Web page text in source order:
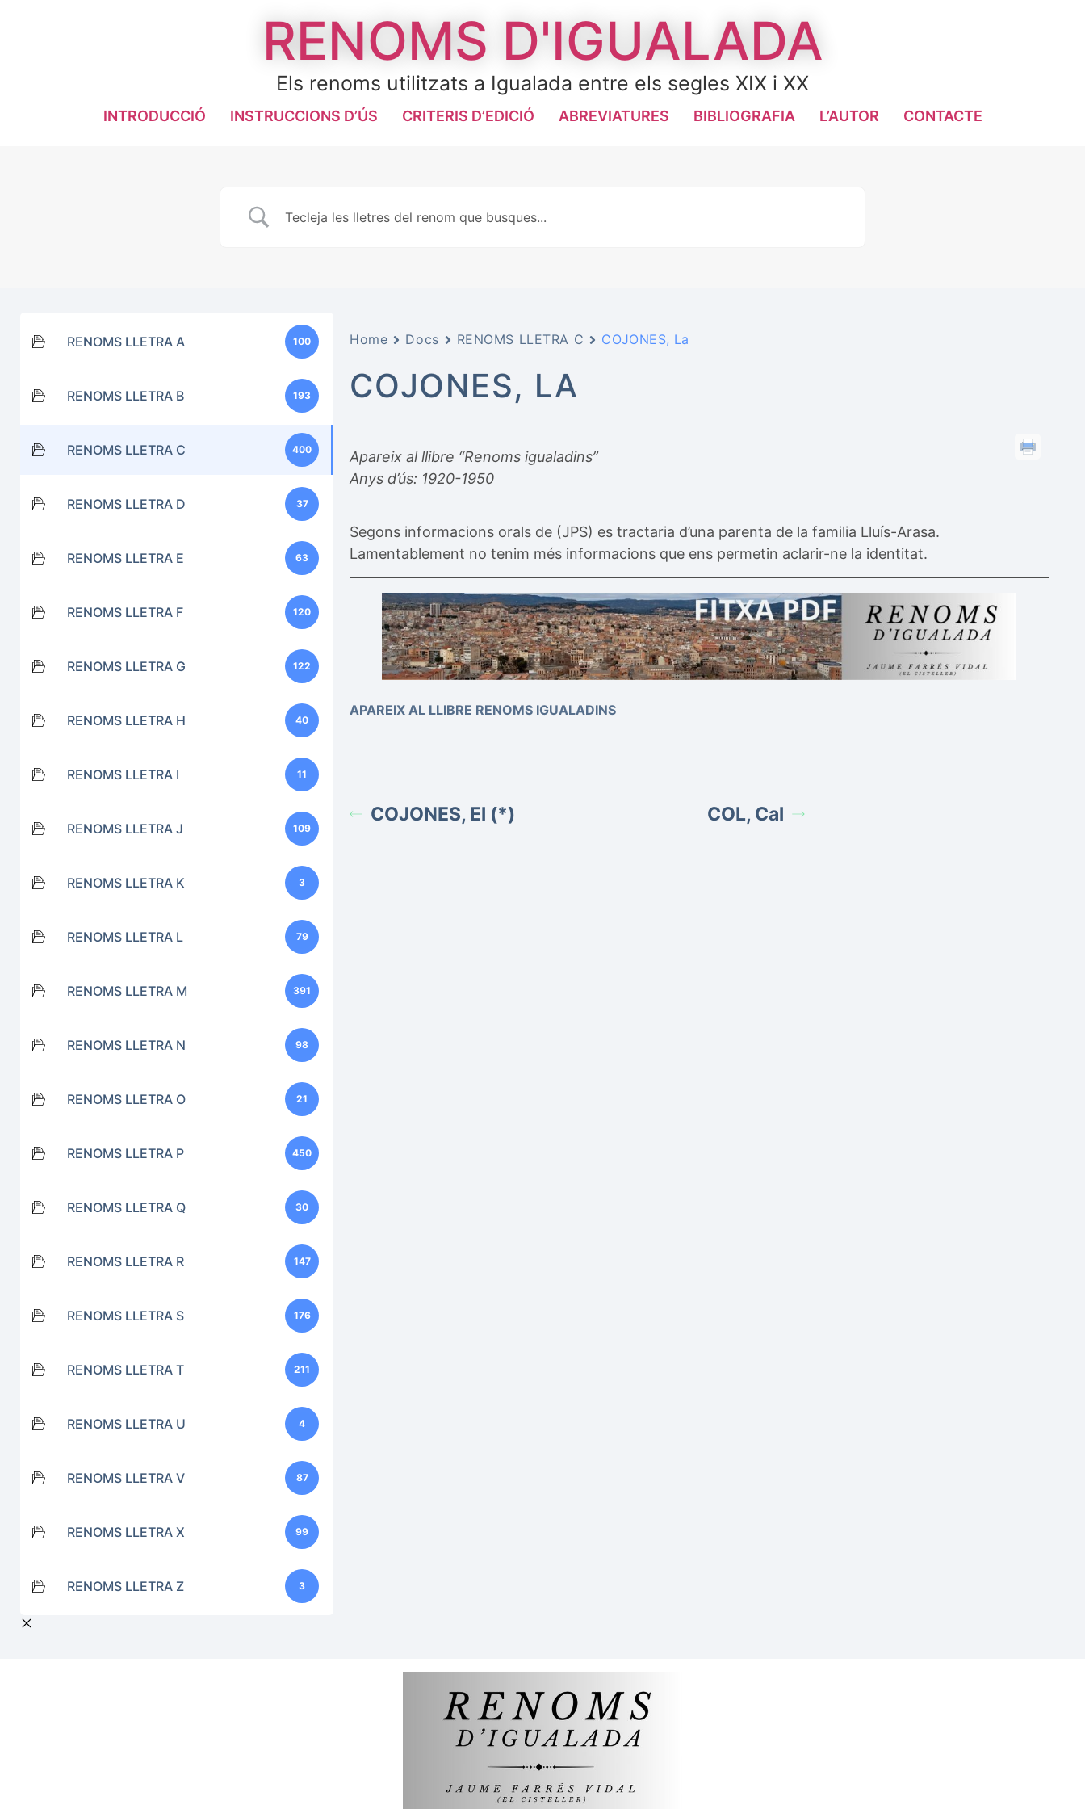
RENOMS D'IGUALADA
Els renoms utilitzats a Igualada entre els segles XIX i XX
INTRODUCCIÓ INSTRUCCIONS D’ÚS CRITERIS D’EDICIÓ ABREVIATURES BIBLIOGRAFIA L’AUTOR CONTACTE
RENOMS LLETRA A 100
RENOMS LLETRA B 193
RENOMS LLETRA C 400
RENOMS LLETRA D 37
RENOMS LLETRA E 63
RENOMS LLETRA F 120
RENOMS LLETRA G 122
RENOMS LLETRA H 40
RENOMS LLETRA I 11
RENOMS LLETRA J 109
RENOMS LLETRA K 3
RENOMS LLETRA L 79
RENOMS LLETRA M 391
RENOMS LLETRA N 98
RENOMS LLETRA O 21
RENOMS LLETRA P 450
RENOMS LLETRA Q 30
RENOMS LLETRA R 147
RENOMS LLETRA S 176
RENOMS LLETRA T 211
RENOMS LLETRA U 4
RENOMS LLETRA V 87
RENOMS LLETRA X 99
RENOMS LLETRA Z 3
Home Docs RENOMS LLETRA C COJONES, La
COJONES, LA
Apareix al llibre “Renoms igualadins”
Anys d’ús: 1920-1950
Segons informacions orals de (JPS) es tractaria d’una parenta de la familia Lluís-Arasa.
Lamentablement no tenim més informacions que ens permetin aclarir-ne la identitat.
APAREIX AL LLIBRE RENOMS IGUALADINS
COJONES, El (*) COL, Cal